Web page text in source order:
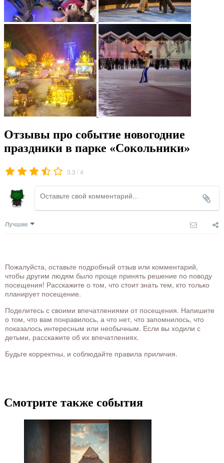
Отзывы про событие новогодние
праздники в парке «Сокольники»
3.3 /4
Лучшие
Пожалуйста, оставьте подробный отзыв или комментарий,
чтобы другим людям было проще принять решение по поводу
посещения! Расскажите о том, что стоит знать тем, кто только
планирует посещение.
Поделитесь с своими впечатлениями от посещения. Напишите
о том, что вам понравилось, а что нет, что запомнилось, что
показалось интересным или необычным. Если вы ходили с
детьми, расскажите об их впечатлениях.
Будьте корректны, и соблюдайте правила приличия.
Смотрите также события